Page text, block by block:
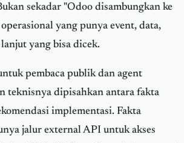
sekadar "Odoo disambungkan ke
yang punya event, data,
yang bisa dicek.
pembaca publik dan agent
teknisnya dipisahkan antara fakta
implementasi. Fakta
jalur external API untuk akses